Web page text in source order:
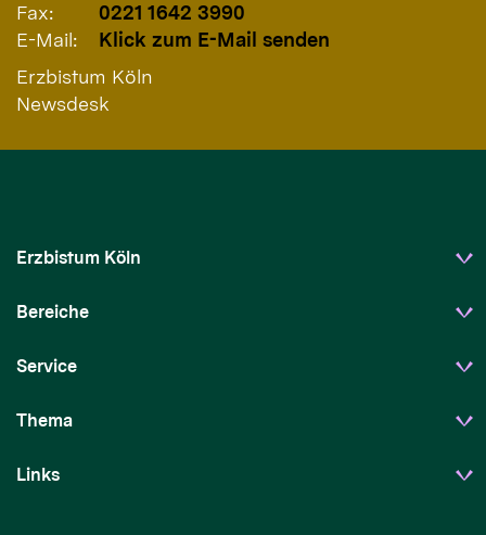
Fax:
0221 1642 3990
E-Mail:
Klick zum E-Mail senden
Erzbistum Köln
Newsdesk
Erzbistum Köln
Bereiche
Service
Thema
Links